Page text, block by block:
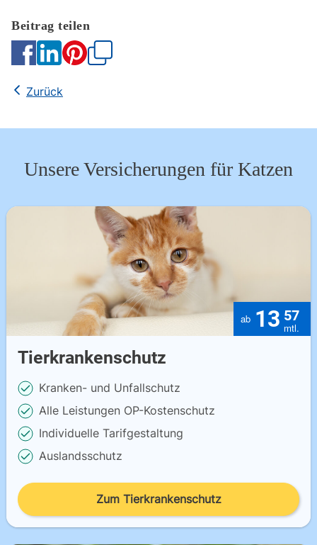
Zurück
Unsere Versicherungen für Katzen
Tierkrankenschutz
Kranken- und Unfallschutz
Alle Leistungen OP-Kostenschutz
Individuelle Tarifgestaltung
Auslandsschutz
13 57
Zum Tierkrankenschutz